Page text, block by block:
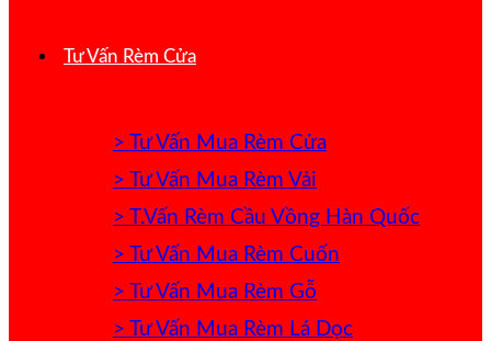
Tư Vấn Rèm Cửa
> Tư Vấn Mua Rèm Cửa
> Tư Vấn Mua Rèm Vải
> T.Vấn Rèm Cầu Vồng Hàn Quốc
> Tư Vấn Mua Rèm Cuốn
> Tư Vấn Mua Rèm Gỗ
> Tư Vấn Mua Rèm Lá Dọc